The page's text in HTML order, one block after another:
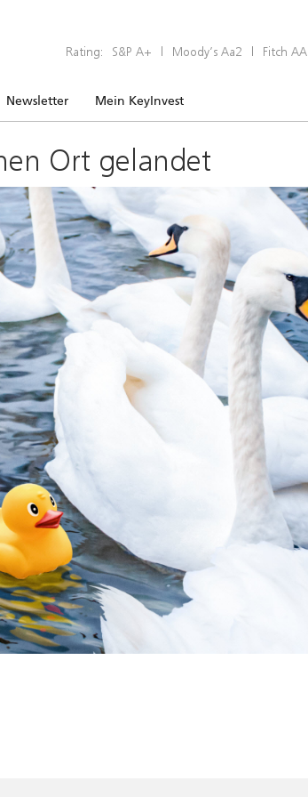
Rating: S&P A+ | Moody’s Aa2 | Fitch AA
Newsletter Mein KeyInvest
Ort gelandet